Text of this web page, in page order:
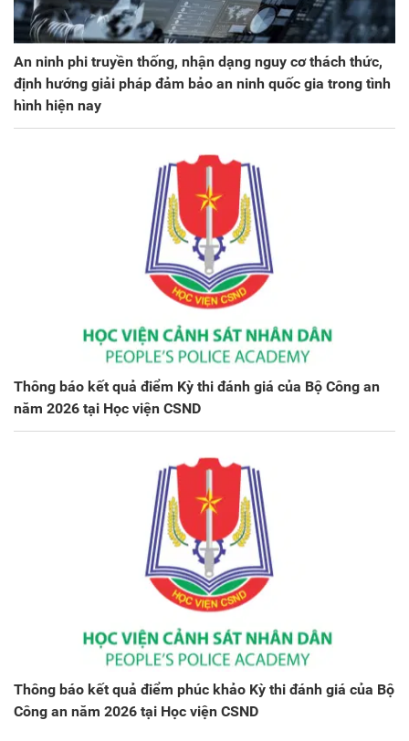
An ninh phi truyền thống, nhận dạng nguy cơ thách thức,
định hướng giải pháp đảm bảo an ninh quốc gia trong tình
hình hiện nay
Thông báo kết quả điểm Kỳ thi đánh giá của Bộ Công an
năm 2026 tại Học viện CSND
Thông báo kết quả điểm phúc khảo Kỳ thi đánh giá của Bộ
Công an năm 2026 tại Học viện CSND